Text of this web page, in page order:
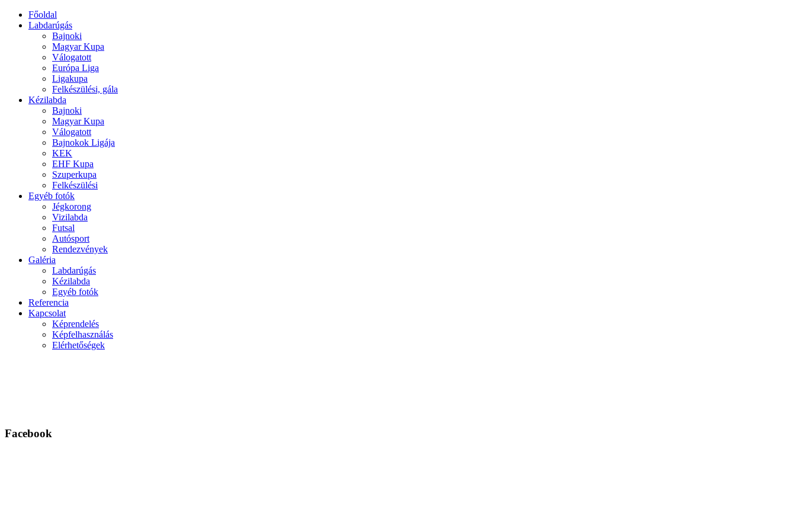
Főoldal
Labdarúgás
Bajnoki
Magyar Kupa
Válogatott
Európa Liga
Ligakupa
Felkészülési, gála
Kézilabda
Bajnoki
Magyar Kupa
Válogatott
Bajnokok Ligája
KEK
EHF Kupa
Szuperkupa
Felkészülési
Egyéb fotók
Jégkorong
Vizilabda
Futsal
Autósport
Rendezvények
Galéria
Labdarúgás
Kézilabda
Egyéb fotók
Referencia
Kapcsolat
Képrendelés
Képfelhasználás
Elérhetőségek
Facebook